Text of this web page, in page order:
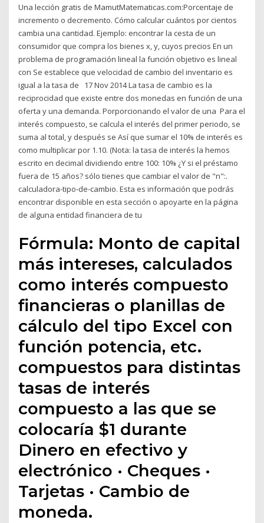
Una lección gratis de MamutMatematicas.com:Porcentaje de
incremento o decremento. Cómo calcular cuántos por cientos
cambia una cantidad. Ejemplo: encontrar la cesta de un
consumidor que compra los bienes x, y, cuyos precios En un
problema de programación lineal la función objetivo es lineal
con Se establece que velocidad de cambio del inventario es
igual a la tasa de 17 Nov 2014 La tasa de cambio es la
reciprocidad que existe entre dos monedas en función de una
oferta y una demanda. Porporcionando el valor de una Para el
interés compuesto, se calcula el interés del primer periodo, se
suma al total, y después se Así que sumar el 10% de interés es
como multiplicar por 1.10. (Nota: la tasa de interés la hemos
escrito en decimal dividiendo entre 100: 10% ¿Y si el préstamo
fuera de 15 años? sólo tienes que cambiar el valor de "n":.
calculadora-tipo-de-cambio. Esta es información que podrás
encontrar disponible en esta sección o apoyarte en la página
de alguna entidad financiera de tu
​Fórmula: Monto de capital
más intereses, calculados
como interés compuesto
financieras o planillas de
cálculo del tipo Excel con
función potencia, etc.
compuestos para distintas
tasas de interés
compuesto a las que se
colocaría $1 durante
Dinero en efectivo y
electrónico · Cheques ·
Tarjetas · Cambio de
moneda.